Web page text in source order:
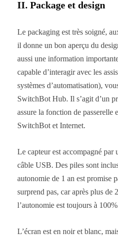
II. Package et design
Le packaging est très soigné,
il donne un bon aperçu du
aussi une information
capable d’interagir avec les
systèmes d’automatisation),
SwitchBot Hub. Il s’agit d’un
assure la fonction de passerelle
SwitchBot et Internet.
Le capteur est accompagné par
câble USB. Des piles sont
autonomie de 1 an est promise
surprend pas, car après plus de
l’autonomie est toujours à
L’écran est en noir et blanc,